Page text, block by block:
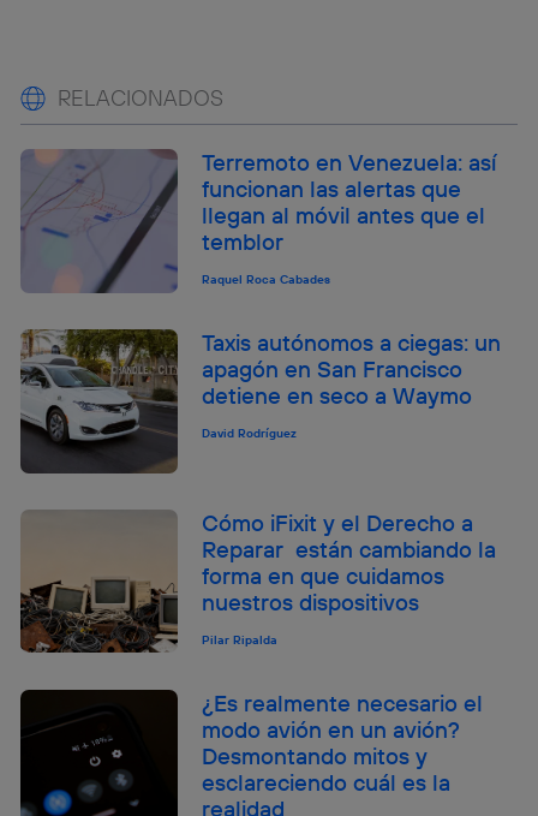
RELACIONADOS
Terremoto en Venezuela: así
funcionan las alertas que
llegan al móvil antes que el
temblor
Raquel Roca Cabades
Taxis autónomos a ciegas: un
apagón en San Francisco
detiene en seco a Waymo
David Rodríguez
Cómo iFixit y el Derecho a
Reparar están cambiando la
forma en que cuidamos
nuestros dispositivos
Pilar Ripalda
¿Es realmente necesario el
modo avión en un avión?
Desmontando mitos y
esclareciendo cuál es la
realidad